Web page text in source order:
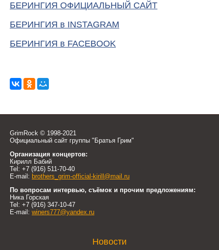
БЕРИНГИЯ ОФИЦИАЛЬНЫЙ САЙТ
БЕРИНГИЯ в INSTAGRAM
БЕРИНГИЯ в FACEBOOK
GrimRock © 1998-2021
Официальный сайт группы "Братья Грим"
Организация концертов:
Кирилл Бабий
Tel: +7 (916) 511-70-40
E-mail: brothers_grim-official-kirill@mail.ru
По вопросам интервью, съёмок и прочим предложениям:
Ника Горская
Tel: +7 (916) 347-10-47
E-mail: winers777@yandex.ru
Новости